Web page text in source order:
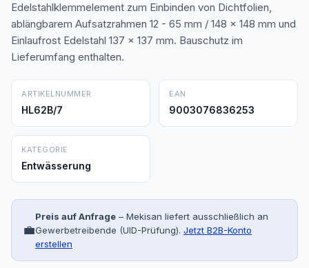
Edelstahlklemmelement zum Einbinden von Dichtfolien,
ablängbarem Aufsatzrahmen 12 - 65 mm / 148 x 148 mm und
Einlaufrost Edelstahl 137 x 137 mm. Bauschutz im
Lieferumfang enthalten.
ARTIKELNUMMER
HL62B/7
EAN
9003076836253
KATEGORIE
Entwässerung
💼
Preis auf Anfrage – Mekisan liefert ausschließlich an
Gewerbetreibende (UID-Prüfung). Jetzt B2B-Konto
erstellen